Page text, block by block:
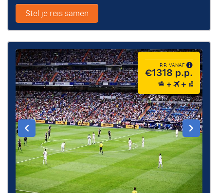
Stel je reis samen
P.P. VANAF
€1318 p.p.